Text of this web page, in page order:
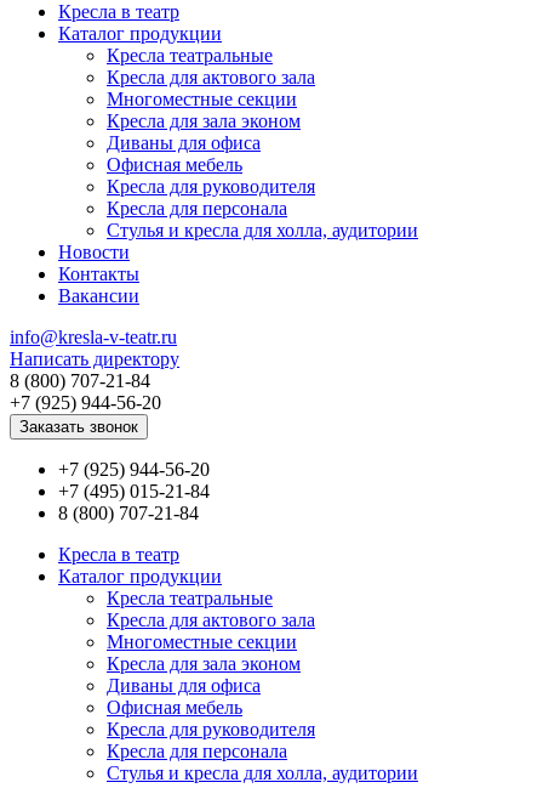
Кресла в театр
Каталог продукции
Кресла театральные
Кресла для актового зала
Многоместные секции
Кресла для зала эконом
Диваны для офиса
Офисная мебель
Кресла для руководителя
Кресла для персонала
Стулья и кресла для холла, аудитории
Новости
Контакты
Вакансии
info@kresla-v-teatr.ru
Написать директору
8 (800) 707-21-84
+7 (925) 944-56-20
Заказать звонок
+7 (925) 944-56-20
+7 (495) 015-21-84
8 (800) 707-21-84
Кресла в театр
Каталог продукции
Кресла театральные
Кресла для актового зала
Многоместные секции
Кресла для зала эконом
Диваны для офиса
Офисная мебель
Кресла для руководителя
Кресла для персонала
Стулья и кресла для холла, аудитории